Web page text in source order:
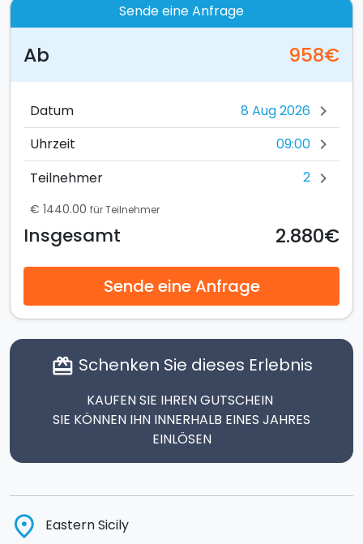
Sende eine Anfrage
Ab 958€
Datum chevron_right
Uhrzeit 09:00 chevron_right
Teilnehmer 2 chevron_right
€ 1440.00 für Teilnehmer
Insgesamt 2.880€
Sende eine Anfrage
card_giftcard Schenken Sie dieses Erlebnis
KAUFEN SIE IHREN GUTSCHEIN
SIE KÖNNEN IHN INNERHALB EINES JAHRES
EINLÖSEN
place Eastern Sicily